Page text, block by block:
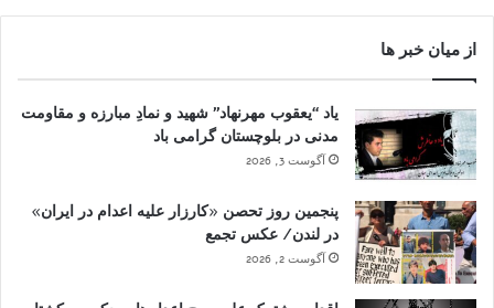
از میان خبر ها
یاد “یعقوب مهرنهاد” شهید و نمادِ مبارزه و مقاومت
مدنی در بلوچستان گرامی باد
آگوست 3, 2026
پنجمین روز تحصن «کارزار علیه اعدام در ایران»
در لندن/ عکس تجمع
آگوست 2, 2026